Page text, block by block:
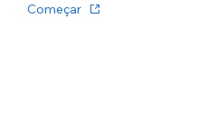
Começar